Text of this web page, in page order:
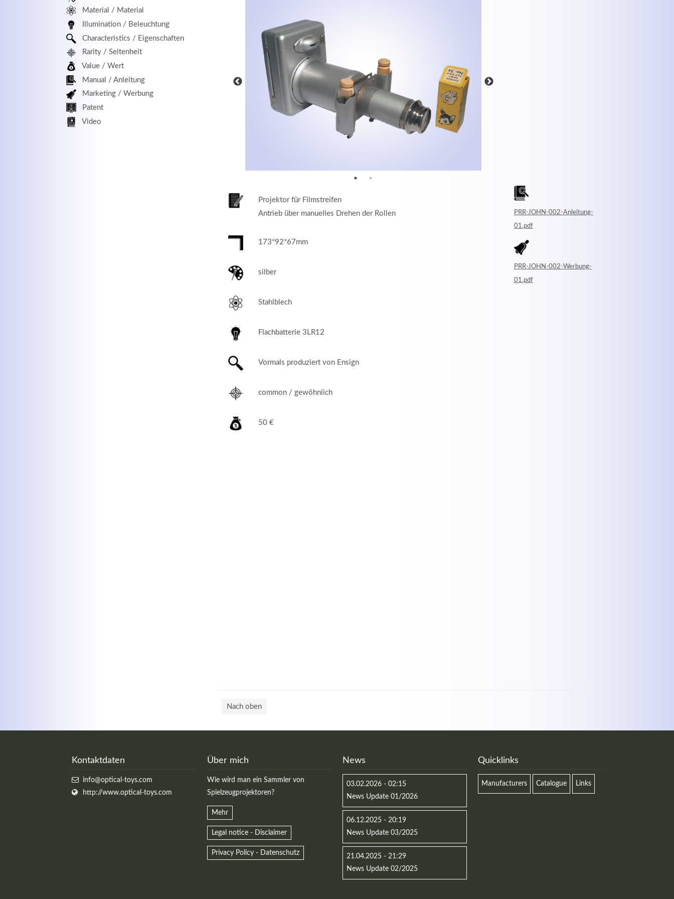
Projektor für Filmstreifen
Antrieb über manuelles Drehen der Rollen
173*92*67mm
silber
Stahlblech
Flachbatterie 3LR12
Vormals produziert von Ensign
common / gewöhnlich
50 €
PRR-JOHN-002-Anleitung-
01.pdf
PRR-JOHN-002-Werbung-
01.pdf
Nach oben
Material / Material
Illumination / Beleuchtung
Characteristics / Eigenschaften
Rarity / Seltenheit
Value / Wert
Manual / Anleitung
Marketing / Werbung
Patent
Video
Kontaktdaten
info@optical-toys.com
http://www.optical-toys.com
Über mich
Wie wird man ein Sammler von
Spielzeugprojektoren?
Mehr
Legal notice - Disclaimer
Privacy Policy - Datenschutz
News
03.02.2026 - 02:15
News Update 01/2026
06.12.2025 - 20:19
News Update 03/2025
21.04.2025 - 21:29
News Update 02/2025
Quicklinks
Manufacturers Catalogue Links
MEHR INFOS MEHR INFOS
Kontaktdaten Registrieren